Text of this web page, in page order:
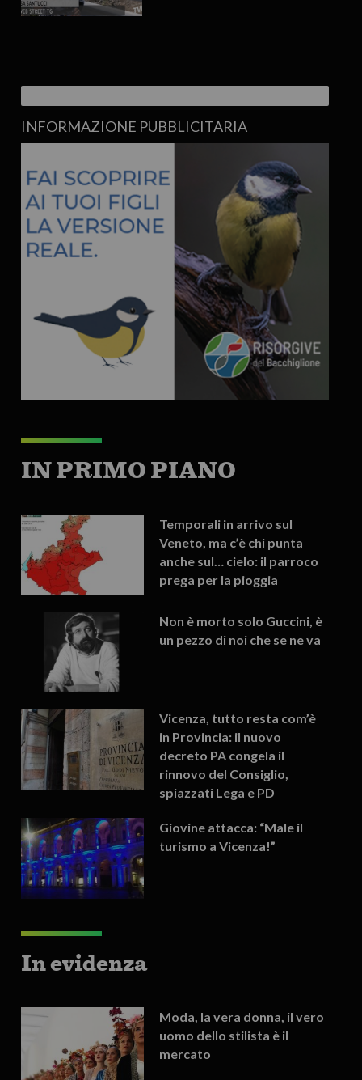
INFORMAZIONE PUBBLICITARIA
IN PRIMO PIANO
Temporali in arrivo sul
Veneto, ma c’è chi punta
anche sul… cielo: il parroco
prega per la pioggia
Non è morto solo Guccini, è
un pezzo di noi che se ne va
Vicenza, tutto resta com’è
in Provincia: il nuovo
decreto PA congela il
rinnovo del Consiglio,
spiazzati Lega e PD
Giovine attacca: “Male il
turismo a Vicenza!”
In evidenza
Moda, la vera donna, il vero
uomo dello stilista è il
mercato